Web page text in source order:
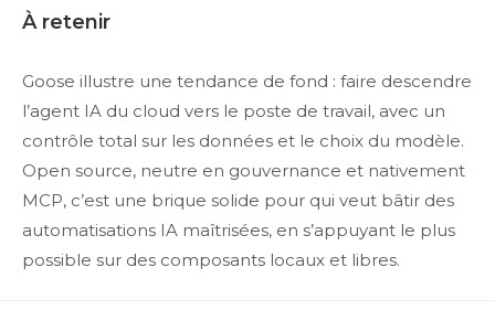
À retenir
Goose illustre une tendance de fond : faire descendre
l’agent IA du cloud vers le poste de travail, avec un
contrôle total sur les données et le choix du modèle.
Open source, neutre en gouvernance et nativement
MCP, c’est une brique solide pour qui veut bâtir des
automatisations IA maîtrisées, en s’appuyant le plus
possible sur des composants locaux et libres.